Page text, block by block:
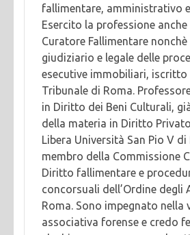
fallimentare, amministrativo
Esercito la professione anche
Curatore Fallimentare
giudiziario e legale delle
esecutive immobiliari, iscritto
Tribunale di Roma.
in Diritto dei Beni Culturali,
della materia in Diritto
Libera Università San Pio V di
membro della Commissione
Diritto fallimentare e
concorsuali dell’Ordine degli
Roma. Sono impegnato nella
associativa forense e credo